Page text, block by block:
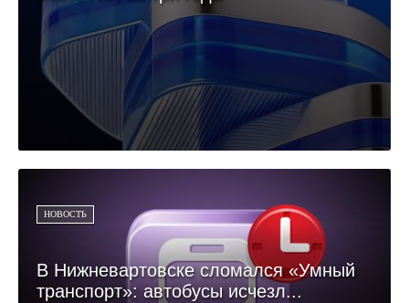
НОВОСТЬ
В Нижневартовске сломался «Умный
транспорт»: автобусы исчезл...